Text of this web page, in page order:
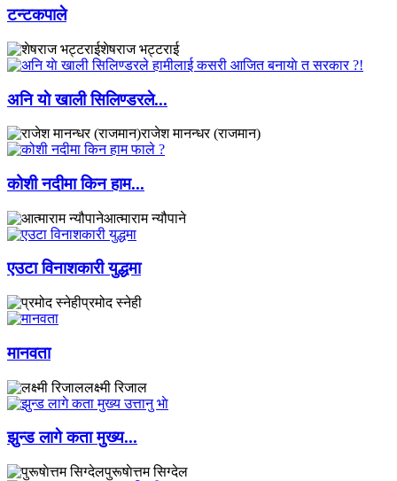
टन्टकपाले
शेषराज भट्टराई
अनि याे खाली सिलिण्डरले...
राजेश मानन्धर (राजमान)
कोशी नदीमा किन हाम...
आत्माराम न्यौपाने
एउटा विनाशकारी युद्धमा
प्रमोद स्नेही
मानवता
लक्ष्मी रिजाल
झुन्ड लागे कता मुख्य...
पुरूषाेत्तम सिग्देल